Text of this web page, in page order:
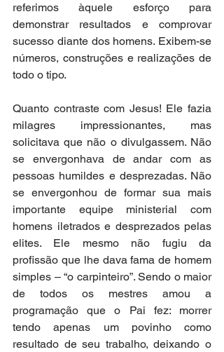
referimos àquele esforço para
demonstrar resultados e comprovar
sucesso diante dos homens. Exibem-se
números, construções e realizações de
todo o tipo.
Quanto contraste com Jesus! Ele fazia
milagres impressionantes, mas
solicitava que não o divulgassem. Não
se envergonhava de andar com as
pessoas humildes e desprezadas. Não
se envergonhou de formar sua mais
importante equipe ministerial com
homens iletrados e desprezados pelas
elites. Ele mesmo não fugiu da
profissão que lhe dava fama de homem
simples – “o carpinteiro”. Sendo o maior
de todos os mestres amou a
programação que o Pai fez: morrer
tendo apenas um povinho como
resultado de seu trabalho, deixando o